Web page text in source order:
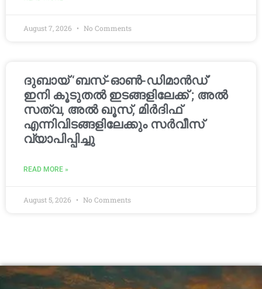
August 7, 2026 No Comments
ദുബായ് ‘ബസ്-ഓൺ-ഡിമാൻഡ്’
ഇനി കൂടുതൽ ഇടങ്ങളിലേക്ക് ; അൽ
സത്വ, അൽ ഖൂസ്, മിർദിഫ്
എന്നിവിടങ്ങളിലേക്കും സർവീസ്
വ്യാപിപ്പിച്ചു
READ MORE »
August 5, 2026 No Comments